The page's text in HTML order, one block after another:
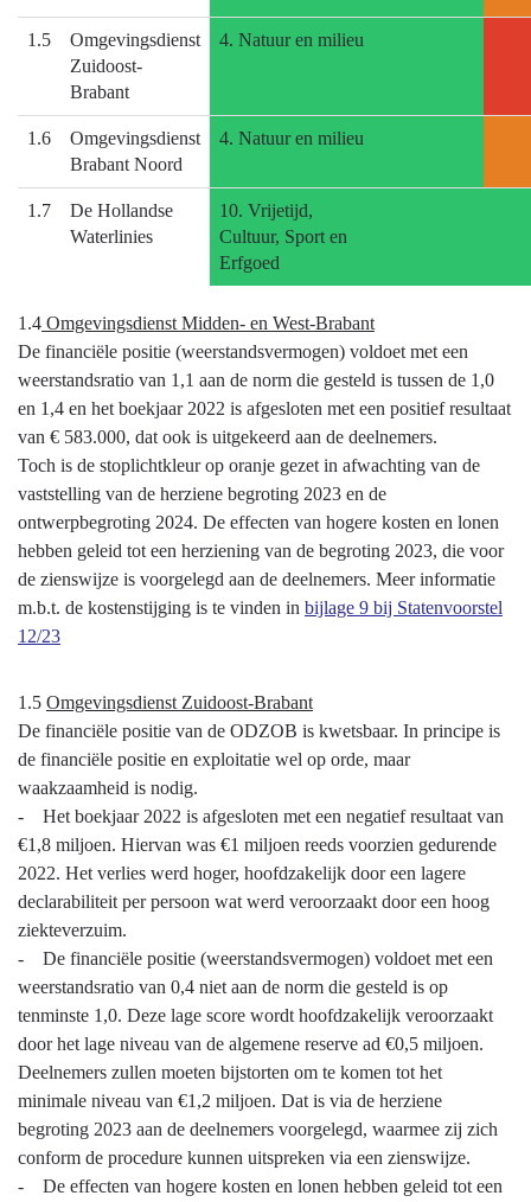
1.5
Omgevingsdienst
Zuidoost-
Brabant
4. Natuur en milieu
1.6
Omgevingsdienst
Brabant Noord
4. Natuur en milieu
1.7
De Hollandse
Waterlinies
10. Vrijetijd,
Cultuur, Sport en
Erfgoed
1.4 Omgevingsdienst Midden- en West-Brabant
De financiële positie (weerstandsvermogen) voldoet met een
weerstandsratio van 1,1 aan de norm die gesteld is tussen de 1,0
en 1,4 en het boekjaar 2022 is afgesloten met een positief resultaat
van € 583.000, dat ook is uitgekeerd aan de deelnemers.
Toch is de stoplichtkleur op oranje gezet in afwachting van de
vaststelling van de herziene begroting 2023 en de
ontwerpbegroting 2024. De effecten van hogere kosten en lonen
hebben geleid tot een herziening van de begroting 2023, die voor
de zienswijze is voorgelegd aan de deelnemers. Meer informatie
m.b.t. de kostenstijging is te vinden in bijlage 9 bij Statenvoorstel
12/23
1.5 Omgevingsdienst Zuidoost-Brabant
De financiële positie van de ODZOB is kwetsbaar. In principe is
de financiële positie en exploitatie wel op orde, maar
waakzaamheid is nodig.
- Het boekjaar 2022 is afgesloten met een negatief resultaat van
€1,8 miljoen. Hiervan was €1 miljoen reeds voorzien gedurende
2022. Het verlies werd hoger, hoofdzakelijk door een lagere
declarabiliteit per persoon wat werd veroorzaakt door een hoog
ziekteverzuim.
- De financiële positie (weerstandsvermogen) voldoet met een
weerstandsratio van 0,4 niet aan de norm die gesteld is op
tenminste 1,0. Deze lage score wordt hoofdzakelijk veroorzaakt
door het lage niveau van de algemene reserve ad €0,5 miljoen.
Deelnemers zullen moeten bijstorten om te komen tot het
minimale niveau van €1,2 miljoen. Dat is via de herziene
begroting 2023 aan de deelnemers voorgelegd, waarmee zij zich
conform de procedure kunnen uitspreken via een zienswijze.
- De effecten van hogere kosten en lonen hebben geleid tot een